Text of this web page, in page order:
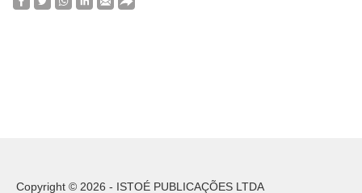
Copyright © 2026 - ISTOÉ PUBLICAÇÕES LTDA